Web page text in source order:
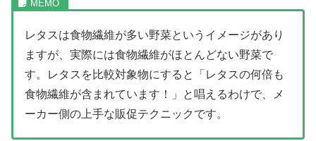
レタスは食物繊維が多い野菜というイメージがあり
ますが、実際には食物繊維がほとんどない野菜で
す。レタスを比較対象物にすると「レタスの何倍も
食物繊維が含まれています！」と唱えるわけで、メ
ーカー側の上手な販促テクニックです。